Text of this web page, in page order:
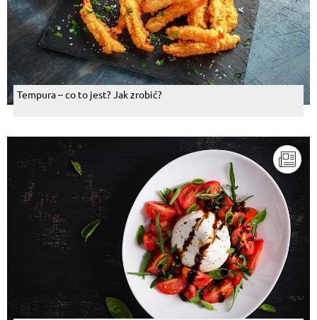
Tempura – co to jest? Jak zrobić?